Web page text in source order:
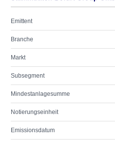
Emittent
Branche
Markt
Subsegment
Mindestanlagesumme
Notierungseinheit
Emissionsdatum